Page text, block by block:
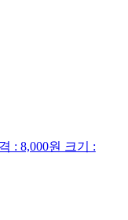
: 8,000원 크기 :